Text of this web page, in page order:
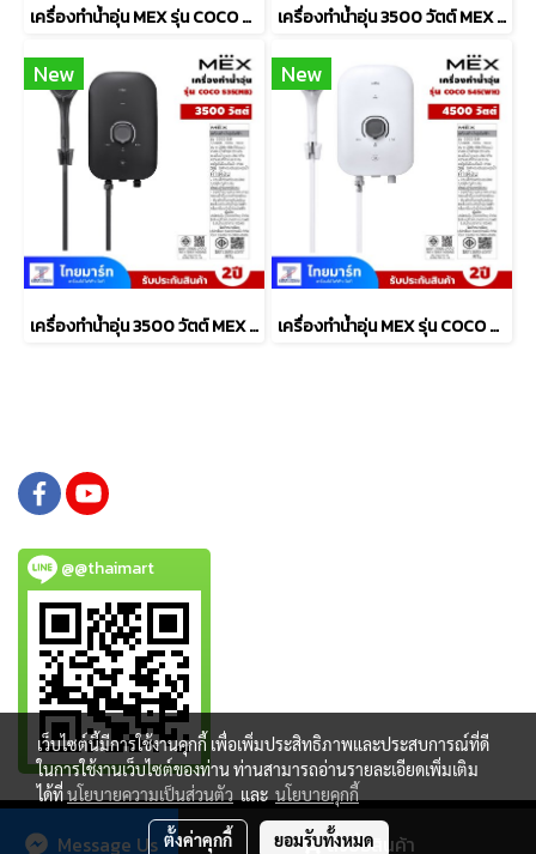
สั่งซื้อสินค้า
Message Us
เครื่องทำน้ำอุ่น MEX รุ่น COCO S45 (MB) 4500วัตต์ เครื่องทำน้ำอุ่น 3500 วัตต์ MEX รุ่น COCO S35 (WH) สีขาว
New
เครื่องทำน้ำอุ่น 3500 วัตต์ MEX รุ่น COCO S35 (MB) สีดำ
New
เครื่องทำน้ำอุ่น MEX รุ่น COCO S45 (WH) 4500วัตต์ สีขาว
@@thaimart
Copy right by www.thaimartonline.com
เว็บไซต์นี้มีการใช้งานคุกกี้ เพื่อเพิ่มประสิทธิภาพและประสบการณ์ที่ดี
ในการใช้งานเว็บไซต์ของท่าน ท่านสามารถอ่านรายละเอียดเพิ่มเติม
ได้ที่นโยบายความเป็นส่วนตัว และ นโยบายคุกกี้
ตั้งค่าคุกกี้ ยอมรับทั้งหมด